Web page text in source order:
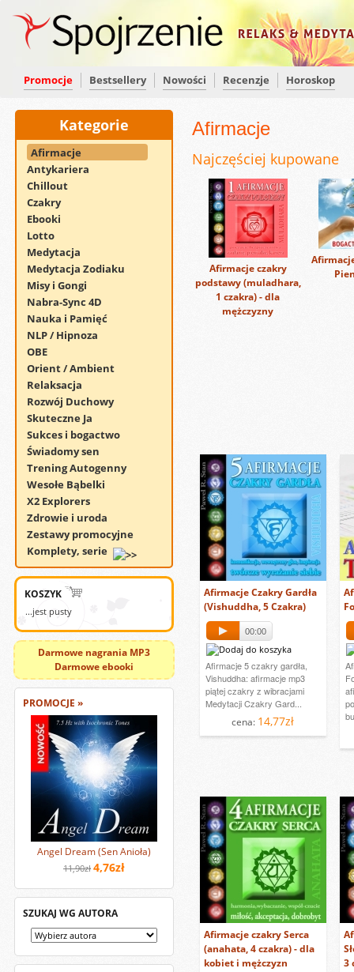
Promocje Bestsellery Nowości Recenzje Horoskop
Kategorie
Afirmacje
Antykariera
Chillout
Czakry
Ebooki
Lotto
Medytacja
Medytacja Zodiaku
Misy i Gongi
Nabra-Sync 4D
Nauka i Pamięć
NLP / Hipnoza
OBE
Orient / Ambient
Relaksacja
Rozwój Duchowy
Skuteczne Ja
Sukces i bogactwo
Świadomy sen
Trening Autogenny
Wesołe Bąbelki
X2 Explorers
Zdrowie i uroda
Zestawy promocyjne
Komplety, serie
KOSZYK
...jest pusty
Darmowe nagrania MP3
Darmowe ebooki
PROMOCJE »
Angel Dream (Sen Anioła)
11,90zł 4,76zł
SZUKAJ WG AUTORA
Afirmacje
Najczęściej kupowane
Afirmacje czakry
podstawy (muladhara,
1 czakra) - dla
mężczyzny
Afirmacje Czakry Gardła
(Vishuddha, 5 Czakra)
00:00
Afirmacje 5 czakry gardła,
Vishuddha: afirmacje mp3
piątej czakry z wibracjami
Medytacji Czakry Gard...
cena: 14,77zł
Afirmacje czakry Serca
(anahata, 4 czakra) - dla
kobiet i mężczyzn
3